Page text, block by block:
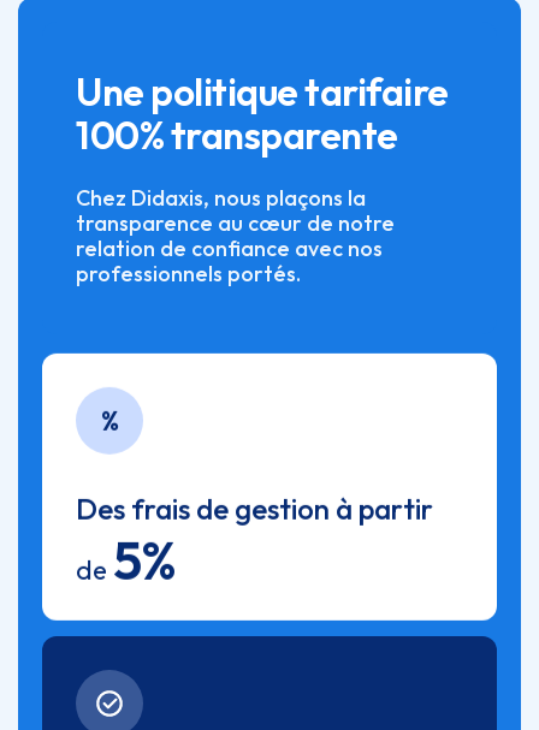
Une politique tarifaire
100% transparente
Chez Didaxis, nous plaçons la
transparence au cœur de notre
relation de confiance avec nos
professionnels portés.
%
Des frais de gestion à partir
de 5%